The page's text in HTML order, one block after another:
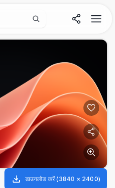
डाउनलोड करें(3840 × 2400)